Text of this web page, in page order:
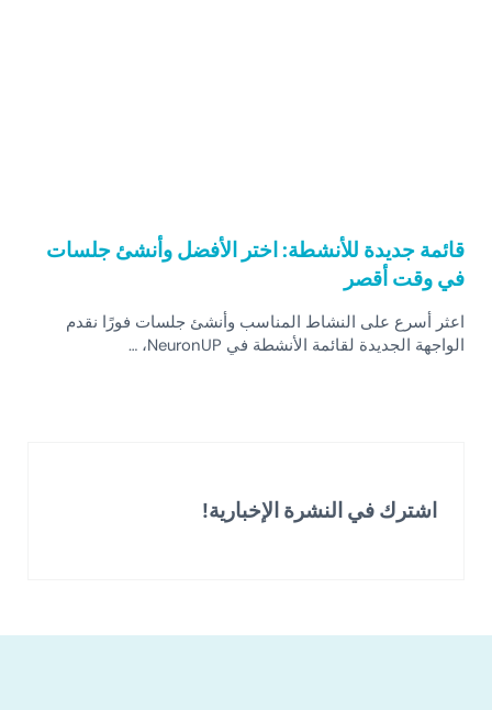
قائمة جديدة للأنشطة: اختر الأفضل وأنشئ جلسات
في وقت أقصر
اعثر أسرع على النشاط المناسب وأنشئ جلسات فورًا نقدم
الواجهة الجديدة لقائمة الأنشطة في NeuronUP، …
اشترك في النشرة الإخبارية!